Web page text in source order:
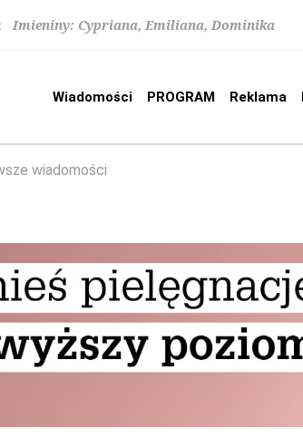
Imieniny: Cypriana, Emiliana, Dominika
Wiadomości PROGRAM Reklama
wiadomości